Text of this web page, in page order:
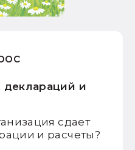
деклараций и
сдает
и расчеты?